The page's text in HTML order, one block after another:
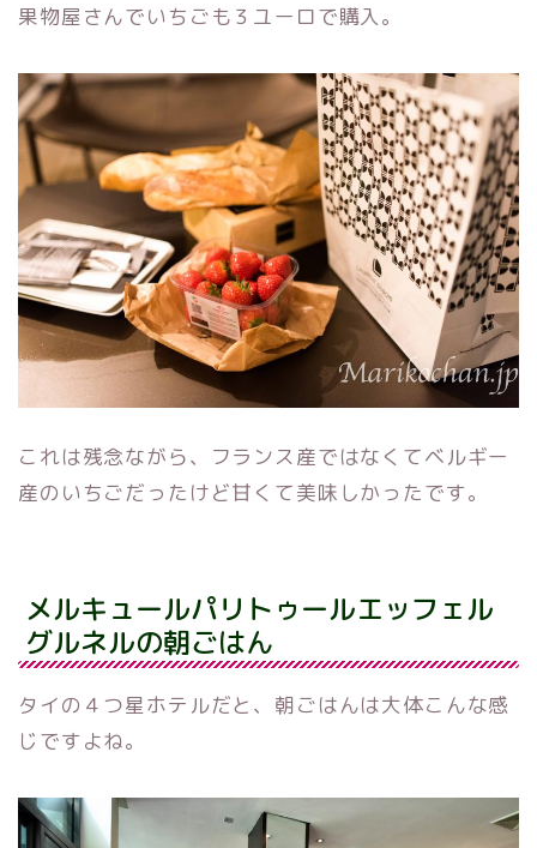
果物屋さんでいちごも３ユーロで購入。
これは残念ながら、フランス産ではなくてベルギー
産のいちごだったけど甘くて美味しかったです。
メルキュールパリトゥールエッフェル
グルネルの朝ごはん
タイの４つ星ホテルだと、朝ごはんは大体こんな感
じですよね。